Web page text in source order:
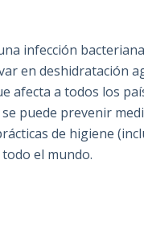
infección
en deshidratación
afecta a todos los
puede prevenir
de higiene
el mundo.